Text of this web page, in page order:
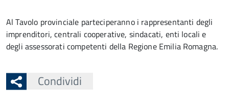
Al Tavolo provinciale parteciperanno i rappresentanti degli
imprenditori, centrali cooperative, sindacati, enti locali e
degli assessorati competenti della Regione Emilia Romagna.
Condividi